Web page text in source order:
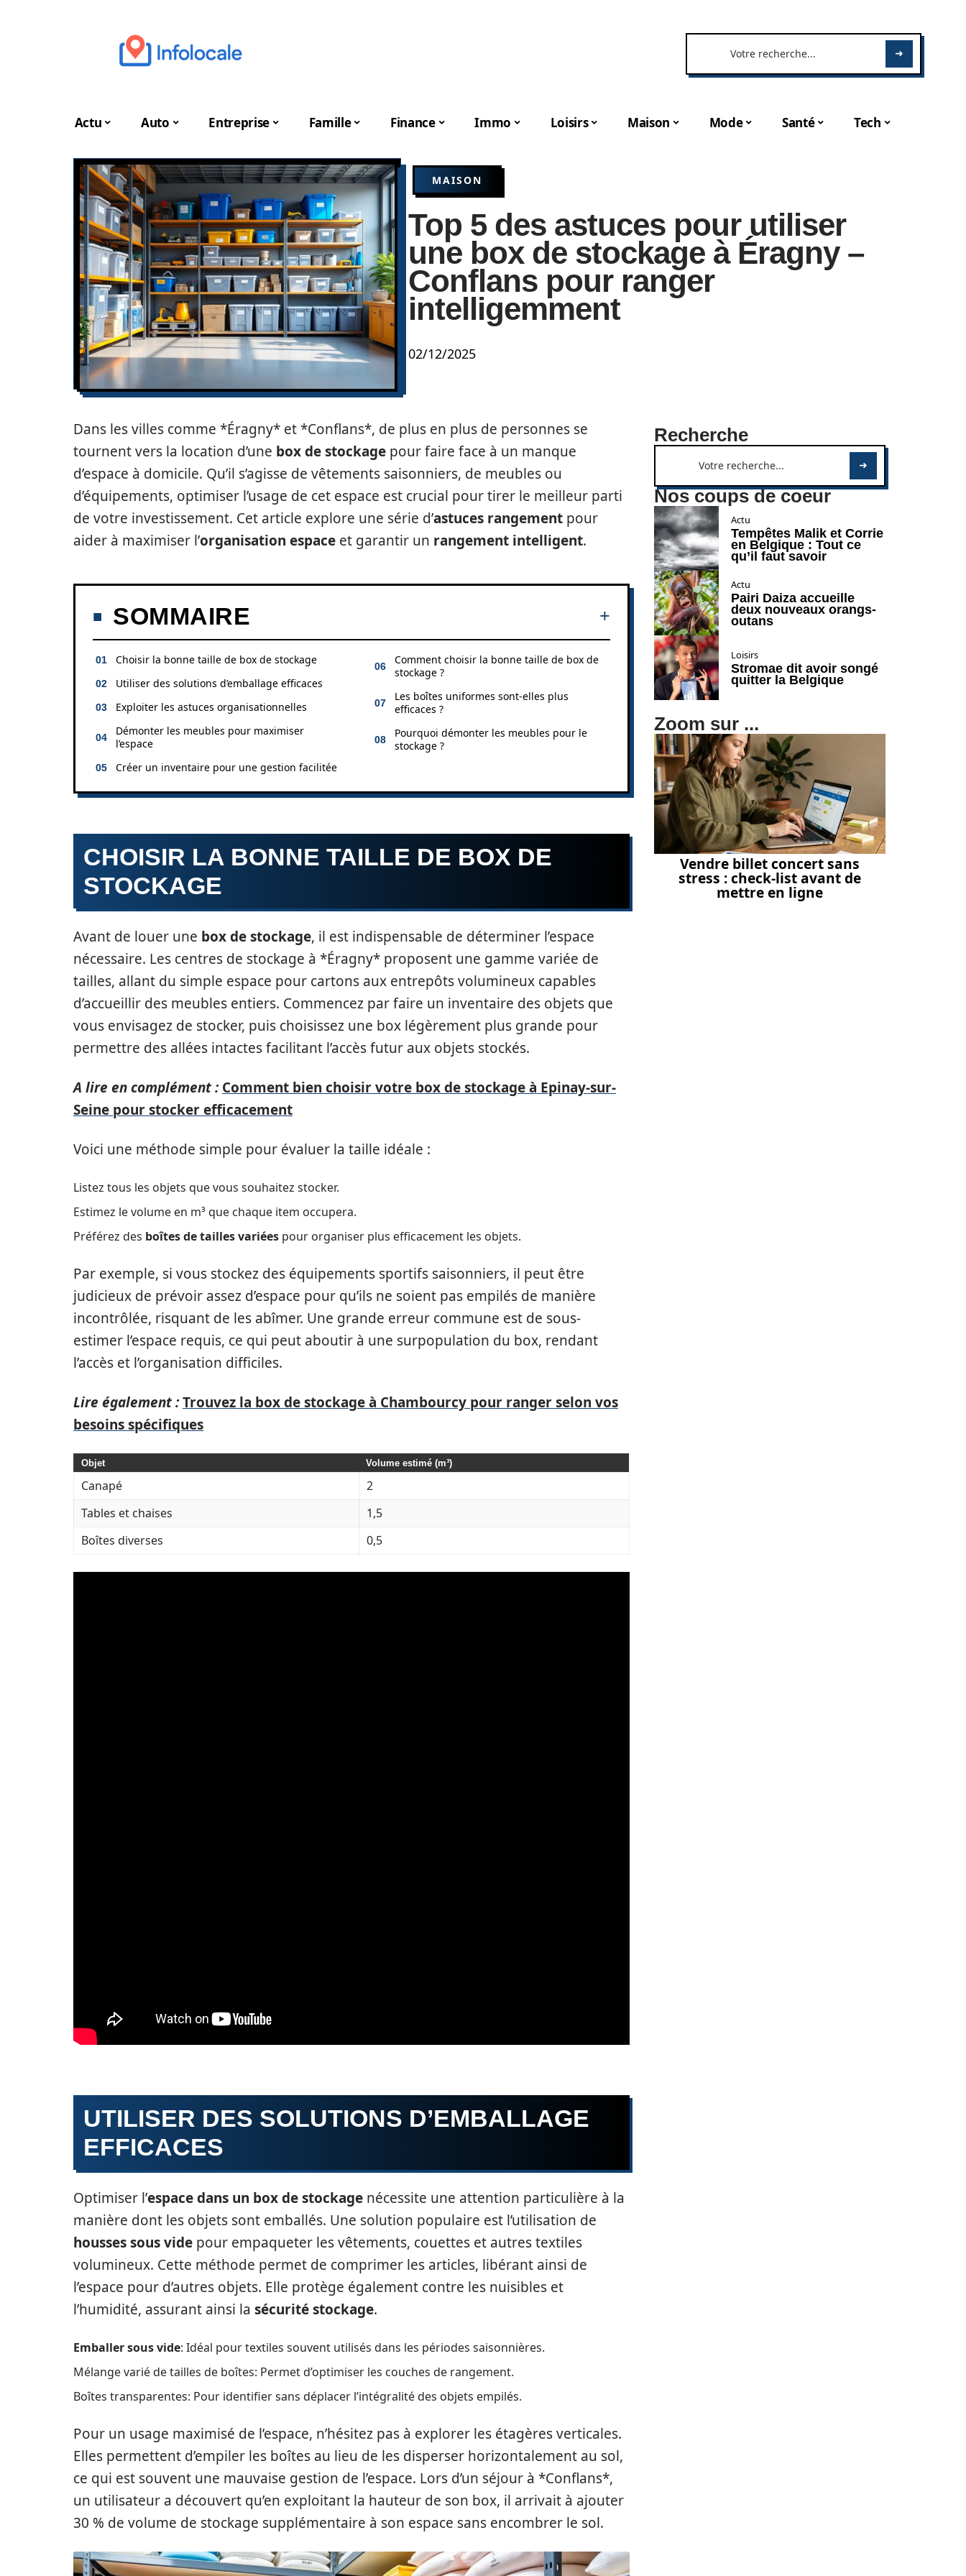
Actu Auto Entreprise Famille Finance Immo Loisirs Maison Mode Santé Tech
MAISON
Top 5 des astuces pour utiliser
une box de stockage à Éragny –
Conflans pour ranger
intelligemment
02/12/2025
Dans les villes comme *Éragny* et *Conflans*, de plus en plus de personnes se
tournent vers la location d’une box de stockage pour faire face à un manque
d’espace à domicile. Qu’il s’agisse de vêtements saisonniers, de meubles ou
d’équipements, optimiser l’usage de cet espace est crucial pour tirer le meilleur parti
de votre investissement. Cet article explore une série d’astuces rangement pour
aider à maximiser l’organisation espace et garantir un rangement intelligent.
SOMMAIRE
Choisir la bonne taille de box de stockage
Utiliser des solutions d’emballage efficaces
Exploiter les astuces organisationnelles
Démonter les meubles pour maximiser
l’espace
Créer un inventaire pour une gestion facilitée
Comment choisir la bonne taille de box de
stockage ?
Les boîtes uniformes sont-elles plus
efficaces ?
Pourquoi démonter les meubles pour le
stockage ?
CHOISIR LA BONNE TAILLE DE BOX DE
STOCKAGE
Avant de louer une box de stockage, il est indispensable de déterminer l’espace
nécessaire. Les centres de stockage à *Éragny* proposent une gamme variée de
tailles, allant du simple espace pour cartons aux entrepôts volumineux capables
d’accueillir des meubles entiers. Commencez par faire un inventaire des objets que
vous envisagez de stocker, puis choisissez une box légèrement plus grande pour
permettre des allées intactes facilitant l’accès futur aux objets stockés.
A lire en complément : Comment bien choisir votre box de stockage à Epinay-sur-
Seine pour stocker efficacement
Voici une méthode simple pour évaluer la taille idéale :
Listez tous les objets que vous souhaitez stocker.
Estimez le volume en m³ que chaque item occupera.
Préférez des boîtes de tailles variées pour organiser plus efficacement les objets.
Par exemple, si vous stockez des équipements sportifs saisonniers, il peut être
judicieux de prévoir assez d’espace pour qu’ils ne soient pas empilés de manière
incontrôlée, risquant de les abîmer. Une grande erreur commune est de sous-
estimer l’espace requis, ce qui peut aboutir à une surpopulation du box, rendant
l’accès et l’organisation difficiles.
Lire également :Trouvez la box de stockage à Chambourcy pour ranger selon vos
besoins spécifiques
Objet Volume estimé (m³)
Canapé
2
Tables et chaises
1,5
Boîtes diverses
0,5
UTILISER DES SOLUTIONS D’EMBALLAGE
EFFICACES
Optimiser l’espace dans un box de stockage nécessite une attention particulière à la
manière dont les objets sont emballés. Une solution populaire est l’utilisation de
housses sous vide pour empaqueter les vêtements, couettes et autres textiles
volumineux. Cette méthode permet de comprimer les articles, libérant ainsi de
l’espace pour d’autres objets. Elle protège également contre les nuisibles et
l’humidité, assurant ainsi la sécurité stockage.
Emballer sous vide: Idéal pour textiles souvent utilisés dans les périodes saisonnières.
Mélange varié de tailles de boîtes: Permet d’optimiser les couches de rangement.
Boîtes transparentes: Pour identifier sans déplacer l’intégralité des objets empilés.
Pour un usage maximisé de l’espace, n’hésitez pas à explorer les étagères verticales.
Elles permettent d’empiler les boîtes au lieu de les disperser horizontalement au sol,
ce qui est souvent une mauvaise gestion de l’espace. Lors d’un séjour à *Conflans*,
un utilisateur a découvert qu’en exploitant la hauteur de son box, il arrivait à ajouter
30 % de volume de stockage supplémentaire à son espace sans encombrer le sol.
Recherche
Nos coups de coeur
Actu
Tempêtes Malik et Corrie
en Belgique : Tout ce
qu’il faut savoir
Actu
Pairi Daiza accueille
deux nouveaux orangs-
outans
Loisirs
Stromae dit avoir songé
quitter la Belgique
Zoom sur ...
Vendre billet concert sans
stress : check-list avant de
mettre en ligne